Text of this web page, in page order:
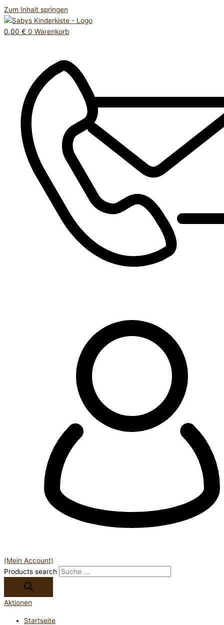
Zum Inhalt springen
0,00 € 0 Warenkorb
(Mein Account)
Products search
Aktionen
Startseite